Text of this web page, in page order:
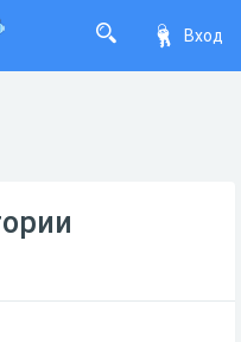
Вход